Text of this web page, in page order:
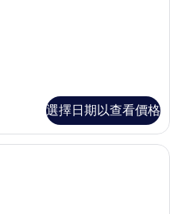
選擇日期以查看價格